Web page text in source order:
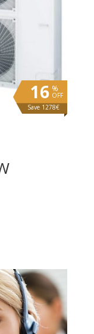
%
OFF
16
Save 1278€